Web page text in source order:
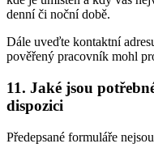
denní či noční době.
Dále uveďte kontaktní
pověřený pracovník mohl
11. Jaké jsou
dispozici
Předepsané formuláře